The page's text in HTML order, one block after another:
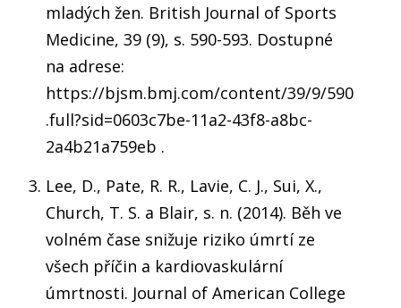
mladých žen. British Journal of Sports
Medicine, 39 (9), s. 590-593. Dostupné
na adrese:
https://bjsm.bmj.com/content/39/9/590
.full?sid=0603c7be-11a2-43f8-a8bc-
2a4b21a759eb .
Lee, D., Pate, R. R., Lavie, C. J., Sui, X.,
Church, T. S. a Blair, s. n. (2014). Běh ve
volném čase snižuje riziko úmrtí ze
všech příčin a kardiovaskulární
úmrtnosti. Journal of American College